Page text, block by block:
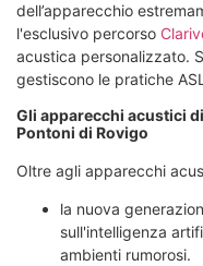
dell’apparecchio
l'esclusivo percorso
acustica personalizzato. S
gestiscono le pratiche
Gli apparecchi acustici
Pontoni di Rovigo
Oltre agli apparecchi
la nuova
sull'intelligenza
ambienti rumorosi.